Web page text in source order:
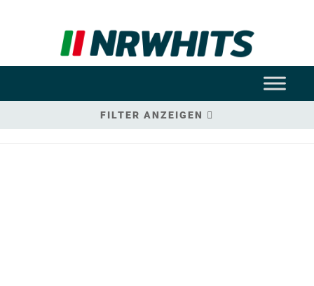
FILTER ANZEIGEN